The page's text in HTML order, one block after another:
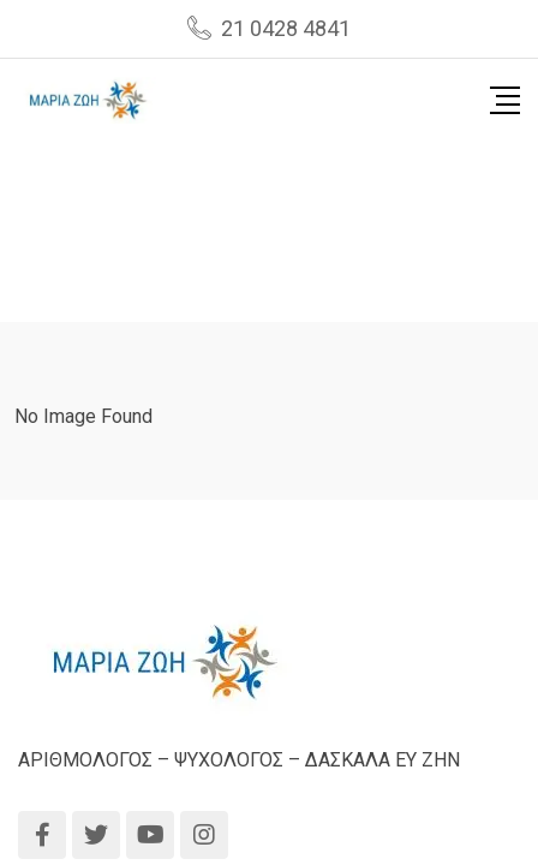
21 0428 4841
No Image Found
ΑΡΙΘΜΟΛΟΓΟΣ – ΨΥΧΟΛΟΓΟΣ – ΔΑΣΚΑΛΑ ΕΥ ΖΗΝ